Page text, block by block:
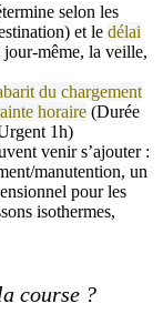
selon les
et le délai
jour-même, la veille,
du chargement
horaire (Durée
1h)
venir s’ajouter :
manutention, un
pour les
isothermes,
course ?